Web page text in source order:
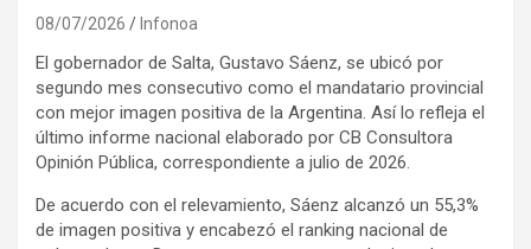
08/07/2026 Infonoa
El gobernador de Salta, Gustavo Sáenz, se ubicó por
segundo mes consecutivo como el mandatario provincial
con mejor imagen positiva de la Argentina. Así lo refleja el
último informe nacional elaborado por CB Consultora
Opinión Pública, correspondiente a julio de 2026.
De acuerdo con el relevamiento, Sáenz alcanzó un 55,3%
de imagen positiva y encabezó el ranking nacional de